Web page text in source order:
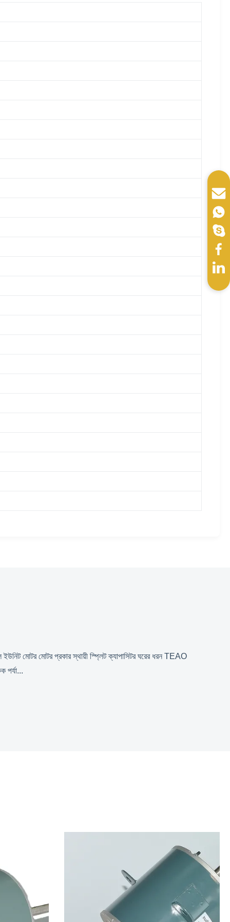
মোটর মোটর প্রকার স্থায়ী স্প্লিট ক্যাপাসিটর ঘরের ধরন TEAO
পর্যা...